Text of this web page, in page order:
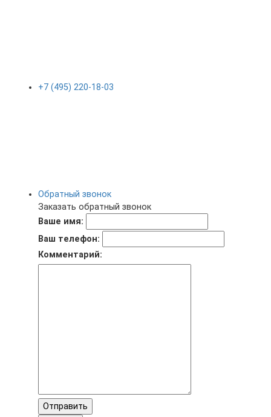
+7 (495) 220-18-03
Обратный звонок
Заказать обратный звонок
Ваше имя:
Ваш телефон:
Комментарий:
Отправить